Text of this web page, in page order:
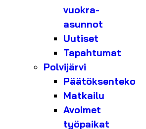
vuokra-
asunnot
Uutiset
Tapahtumat
Polvijärvi
Päätöksenteko
Matkailu
Avoimet
työpaikat